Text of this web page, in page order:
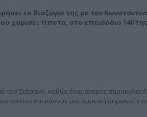
το διαζύγιό της με τον
χαρίσει τίποτα, στο επεισόδιο 140
τον Στέφανο, καθώς ένας άντρας
και κάνουν μια μυστική συμφωνία